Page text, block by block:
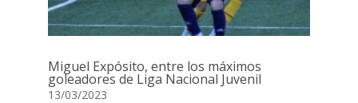
Miguel Expósito, entre los máximos
goleadores de Liga Nacional Juvenil
13/03/2023